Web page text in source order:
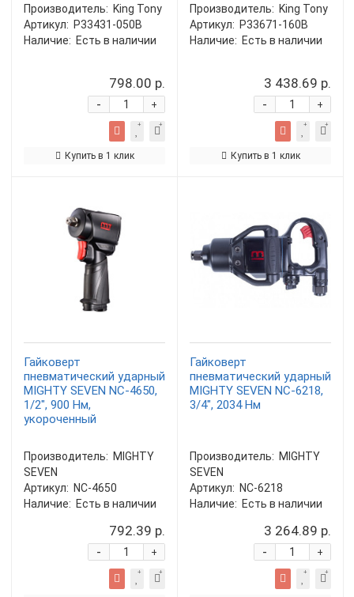
Производитель: King Tony
Артикул: P33431-050B
Наличие: Есть в наличии
798.00 р.
+
-
Купить в 1 клик
Производитель: King Tony
Артикул: P33671-160B
Наличие: Есть в наличии
3 438.69 р.
+
-
Купить в 1 клик
Гайковерт
пневматический ударный
MIGHTY SEVEN NC-4650,
1/2", 900 Нм,
укороченный
Производитель: MIGHTY
SEVEN
Артикул: NC-4650
Наличие: Есть в наличии
792.39 р.
+
-
Гайковерт
пневматический ударный
MIGHTY SEVEN NC-6218,
3/4", 2034 Нм
Производитель: MIGHTY
SEVEN
Артикул: NC-6218
Наличие: Есть в наличии
3 264.89 р.
+
-